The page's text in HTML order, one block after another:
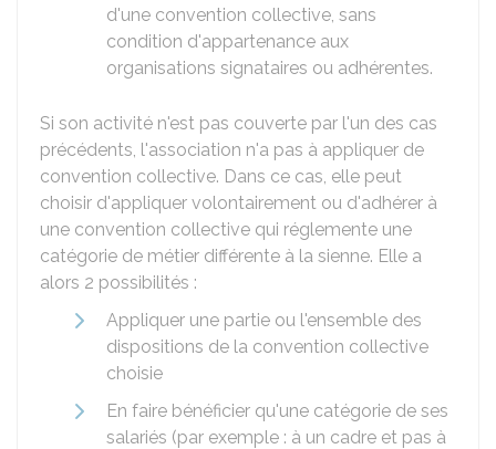
d'une convention collective, sans
condition d'appartenance aux
organisations signataires ou adhérentes.
Si son activité n'est pas couverte par l'un des cas
précédents, l'association n'a pas à appliquer de
convention collective. Dans ce cas, elle peut
choisir d'appliquer volontairement ou d'adhérer à
une convention collective qui réglemente une
catégorie de métier différente à la sienne. Elle a
alors 2 possibilités :
Appliquer une partie ou l'ensemble des
dispositions de la convention collective
choisie
En faire bénéficier qu'une catégorie de ses
salariés (par exemple : à un cadre et pas à